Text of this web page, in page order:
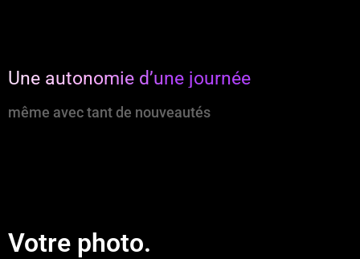
Une autonomie d’une journée
même avec tant de nouveautés
Votre photo.